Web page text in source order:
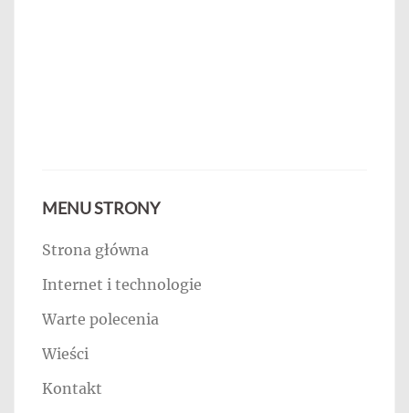
MENU STRONY
Strona główna
Internet i technologie
Warte polecenia
Wieści
Kontakt